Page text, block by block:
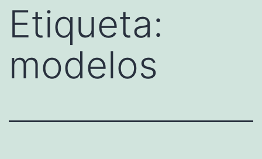
Etiqueta:
modelos